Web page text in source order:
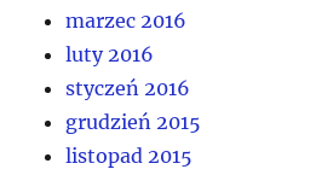
marzec 2016
luty 2016
styczeń 2016
grudzień 2015
listopad 2015